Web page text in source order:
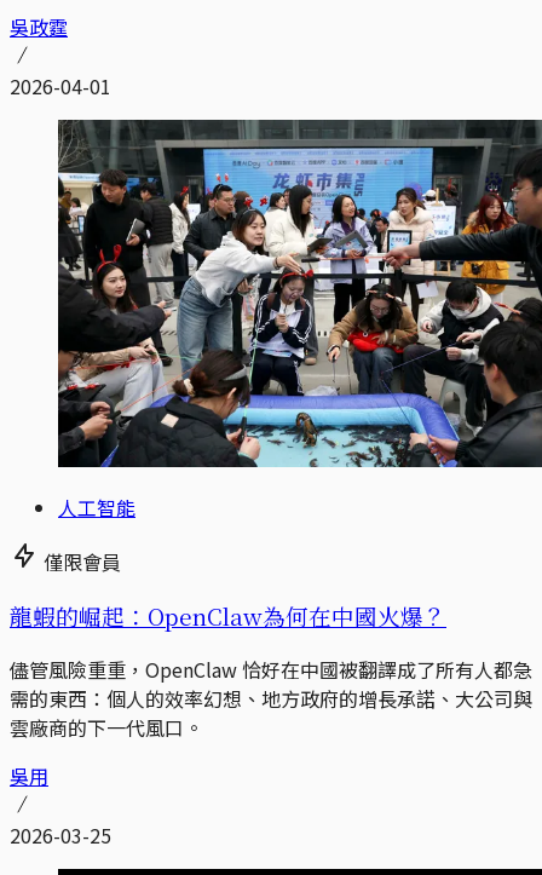
吳政霆
2026-04-01
人工智能
僅限會員
龍蝦的崛起：OpenClaw為何在中國火爆？
儘管風險重重，OpenClaw 恰好在中國被翻譯成了所有人都急
需的東西：個人的效率幻想、地方政府的增長承諾、大公司與
雲廠商的下一代風口。
吳用
2026-03-25